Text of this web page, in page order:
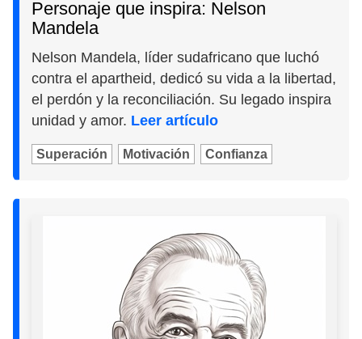
Personaje que inspira: Nelson
Mandela
Nelson Mandela, líder sudafricano que luchó
contra el apartheid, dedicó su vida a la libertad,
el perdón y la reconciliación. Su legado inspira
unidad y amor. Leer artículo
Superación Motivación Confianza